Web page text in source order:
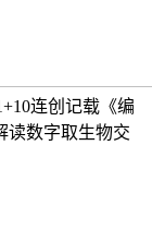
连创记载《编
读数字取生物交